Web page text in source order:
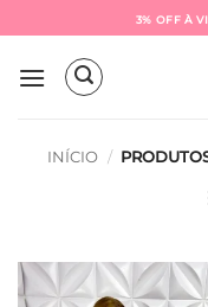
to
content
3% OFF À
INÍCIO /